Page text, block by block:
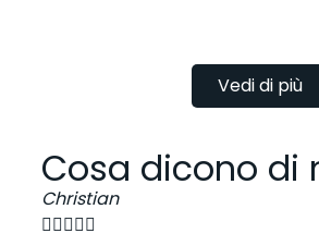
Vedi di più
Cosa dicono di
Christian
